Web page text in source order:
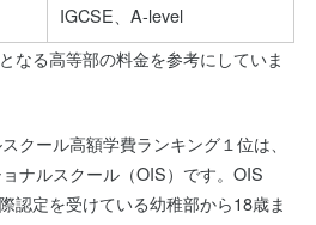
IGCSE、A-level
なる高等部の料金を参考にしていま
クール高額学費ランキング１位は、
ナルスクール（OIS）です。OIS
認定を受けている幼稚部から18歳ま